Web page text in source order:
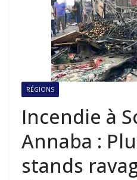
RÉGIONS
Incendie à
Annaba :
stands